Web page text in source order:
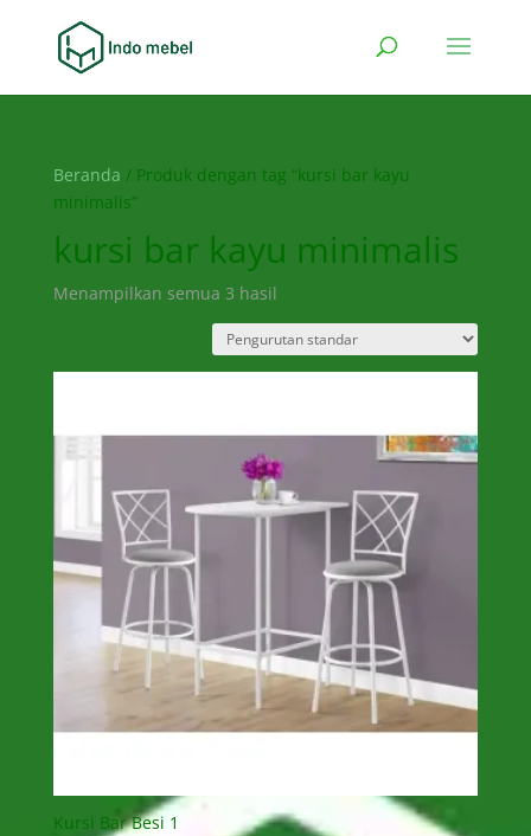
Beranda / Produk dengan tag “kursi bar kayu
minimalis”
kursi bar kayu minimalis
Menampilkan semua 3 hasil
Kursi Bar Besi 1